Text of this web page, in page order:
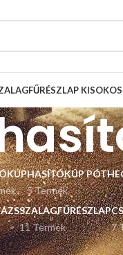
KISOKOS
HASÍTÓKÚP
5 Termék
SZALAGFŰRÉSZLAP
11 Termék
7